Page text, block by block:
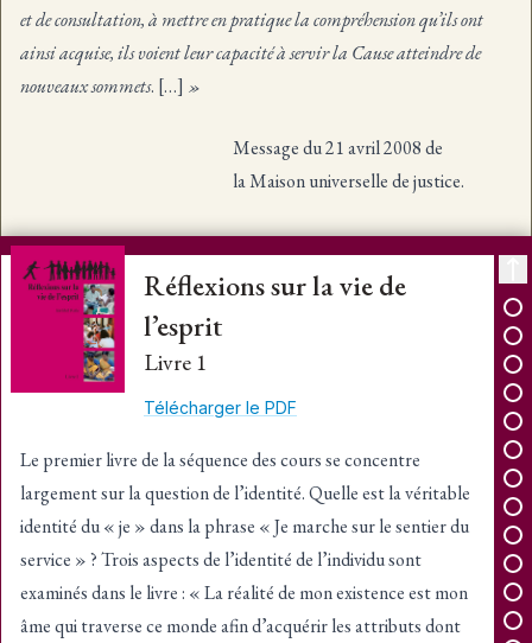
et de consultation, à mettre en pratique la compréhension qu’ils ont
ainsi acquise, ils voient leur capacité à servir la Cause atteindre de
nouveaux sommets. […] »
Message du 21 avril 2008 de
la Maison universelle de justice.
Réflexions sur la vie de
l’esprit
Livre 1
Télécharger le PDF
Le premier livre de la séquence des cours se concentre
largement sur la question de l’identité. Quelle est la véritable
identité du « je » dans la phrase « Je marche sur le sentier du
service » ? Trois aspects de l’identité de l’individu sont
examinés dans le livre : « La réalité de mon existence est mon
âme qui traverse ce monde afin d’acquérir les attributs dont